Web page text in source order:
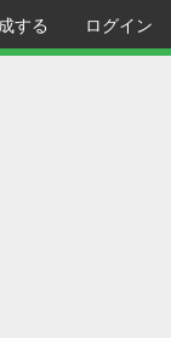
する ログイン